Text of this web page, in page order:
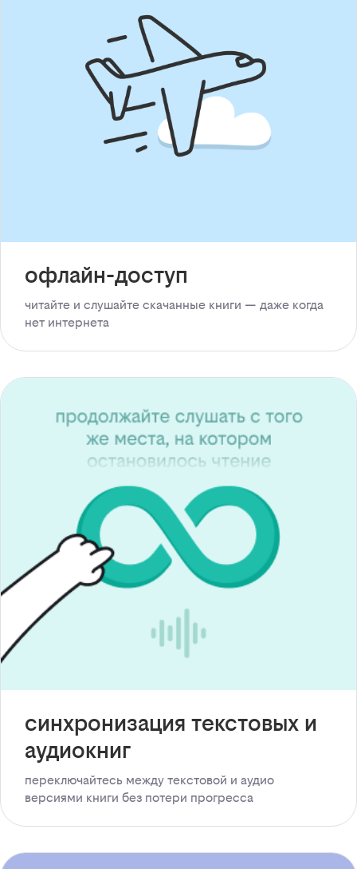
офлайн-доступ
читайте и слушайте скачанные книги — даже когда
нет интернета
синхронизация текстовых и
аудиокниг
переключайтесь между текстовой и аудио
версиями книги без потери прогресса